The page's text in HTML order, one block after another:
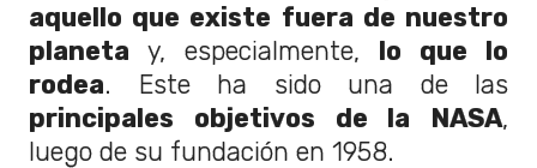
aquello que existe fuera de nuestro
planeta y, especialmente, lo que lo
rodea. Este ha sido una de las
principales objetivos de la NASA,
luego de su fundación en 1958.